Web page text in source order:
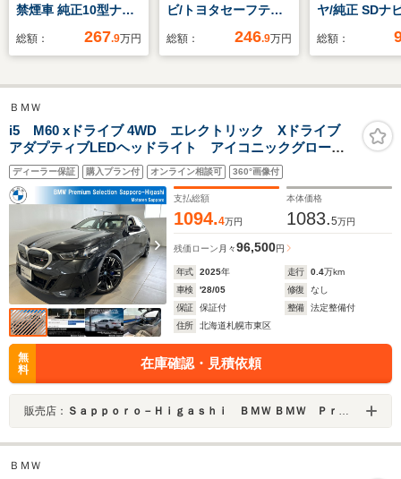
禁煙車 純正10型ナ
ビ 純正フリップダウ
ナーセンサー ブライ
ンドスポットモニタ
ー レーダークルーズ
コントロール プッシ
ュスタートボタン 電
動パーキングブレーキ
総額： 267.9万円
ビ/トヨタセーフティ
センス/両側電動スラ
ドランプ
続/ETC/EBD付ABS/横
滑り防止装置
総額： 246.9万円
ヤ/純正 SDナ
安全装置/両側
モニター用カ
ム/ヘッドラン
LED/
総額：
ＢＭＷ
i5 M60 xドライブ 4WD エレクトリック Xドライブ
アダプティブLEDヘッドライト アイコニックグロー
インテグレイテッドアクティブステア BMWライブコク
ピットプロ 前後席シートヒーター 20インチアロイ
弊社デモカー 認定中古車
ディーラー保証 購入プラン付 オンライン相談可 360°画像付
支払総額
1094.4万円
本体価格
1083.5万円
残価ローン 月々96,500円
年式 2025年 走行 0.4万km
車検
'28/05 修復
なし
保証
保証付 整備
法定整備付
住所
北海道札幌市東区
無
料
在庫確認・見積依頼
販売店： Ｓａｐｐｏｒｏ－Ｈｉｇａｓｈｉ ＢＭＷ ＢＭＷ Ｐｒｅｍｉｕｍ Ｓｅｌｅｃｔｉｏｎ 札幌東
ＢＭＷ